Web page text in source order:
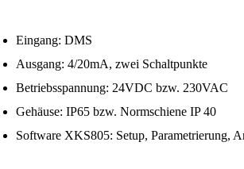
Eingang: DMS
Ausgang: 4/20mA, zwei Schaltpunkte
Betriebsspannung: 24VDC bzw. 230VAC
Gehäuse: IP65 bzw. Normschiene IP 40
Software XKS805: Setup, Parametrierung,